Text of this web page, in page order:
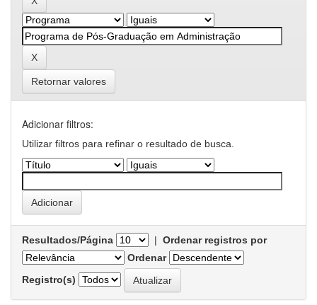
Retornar valores
Adicionar filtros:
Utilizar filtros para refinar o resultado de busca.
Resultados/Página | Ordenar registros por
Ordenar
Registro(s)